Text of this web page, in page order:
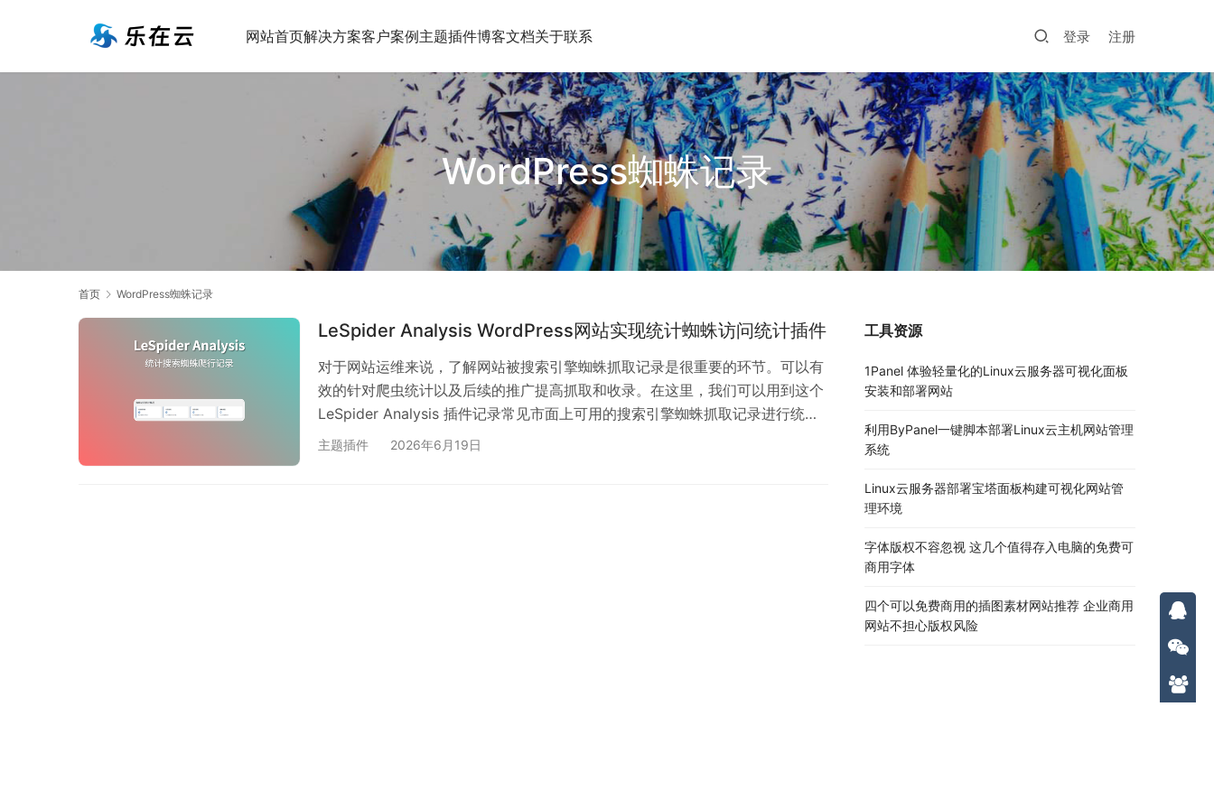
网站首页解决方案客户案例主题插件博客文档关于联系 登录 注册
WordPress蜘蛛记录
首页 WordPress蜘蛛记录
LeSpider Analysis WordPress网站实现统计蜘蛛访问统计插件
对于网站运维来说，了解网站被搜索引擎蜘蛛抓取记录是很重要的环节。可以有
效的针对爬虫统计以及后续的推广提高抓取和收录。在这里，我们可以用到这个
LeSpider Analysis 插件记录常见市面上可用的搜索引擎蜘蛛抓取记录进行统
计。 在激活插件之后，设置中可以看到勾选需要的常见的统计蜘蛛。设置数据的
主题插件 2026年6月19日
工具资源
1Panel 体验轻量化的Linux云服务器可视化面板
安装和部署网站
利用ByPanel一键脚本部署Linux云主机网站管理
系统
Linux云服务器部署宝塔面板构建可视化网站管
理环境
字体版权不容忽视 这几个值得存入电脑的免费可
商用字体
四个可以免费商用的插图素材网站推荐 企业商用
网站不担心版权风险